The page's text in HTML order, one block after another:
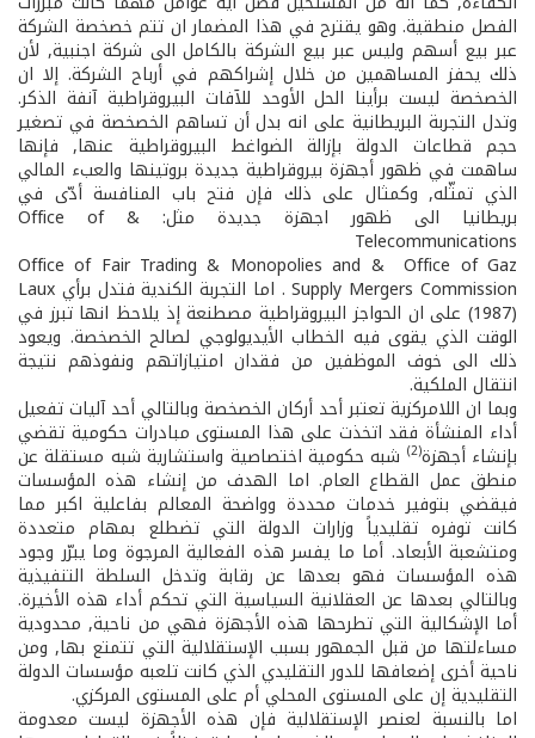
الفصل منطقية. وهو يقترح في هذا المضمار ان تتم خصخصة الشركة
عبر بيع أسهم وليس عبر بيع الشركة بالكامل الى شركة اجنبية, لأن
ذلك يحفز المساهمين من خلال إشراكهم في أرباح الشركة. إلا ان
الخصخصة ليست برأينا الحل الأوحد للآفات البيروقراطية آنفة الذكر.
وتدل التجربة البريطانية على انه بدل أن تساهم الخصخصة في تصغير
حجم قطاعات الدولة بإزالة الضواغط البيروقراطية عنها, فإنها
ساهمت في ظهور أجهزة بيروقراطية جديدة بروتينها والعبء المالي
الذي تمثّله, وكمثال على ذلك فإن فتح باب المنافسة أدّى في
بريطانيا الى ظهور اجهزة جديدة مثل: & Office of
Telecommunications
Office of Fair Trading & Monopolies and & Office of Gaz
Supply Mergers Commission . اما التجربة الكندية فتدل برأي Laux
(1987) على ان الحواجز البيروقراطية مصطنعة إذ يلاحظ انها تبرز في
الوقت الذي يقوى فيه الخطاب الأيديولوجي لصالح الخصخصة. ويعود
ذلك الى خوف الموظفين من فقدان امتيازاتهم ونفوذهم نتيجة
انتقال الملكية.
وبما ان اللامركزية تعتبر أحد أركان الخصخصة وبالتالي أحد آليات تفعيل
أداء المنشأة فقد اتخذت على هذا المستوى مبادرات حكومية تقضي
بإنشاء أجهزة(2) شبه حكومية اختصاصية واستشارية شبه مستقلة عن
منطق عمل القطاع العام. اما الهدف من إنشاء هذه المؤسسات
فيقضي بتوفير خدمات محددة وواضحة المعالم بفاعلية اكبر مما
كانت توفره تقليدياً وزارات الدولة التي تضطلع بمهام متعددة
ومتشعبة الأبعاد. أما ما يفسر هذه الفعالية المرجوة وما يبرّر وجود
هذه المؤسسات فهو بعدها عن رقابة وتدخل السلطة التنفيذية
وبالتالي بعدها عن العقلانية السياسية التي تحكم أداء هذه الأخيرة.
أما الإشكالية التي تطرحها هذه الأجهزة فهي من ناحية, محدودية
مساءلتها من قبل الجمهور بسبب الإستقلالية التي تتمتع بها, ومن
ناحية أخرى إضعافها للدور التقليدي الذي كانت تلعبه مؤسسات الدولة
التقليدية إن على المستوى المحلي أم على المستوى المركزي.
اما بالنسبة لعنصر الإستقلالية فإن هذه الأجهزة ليست معدومة